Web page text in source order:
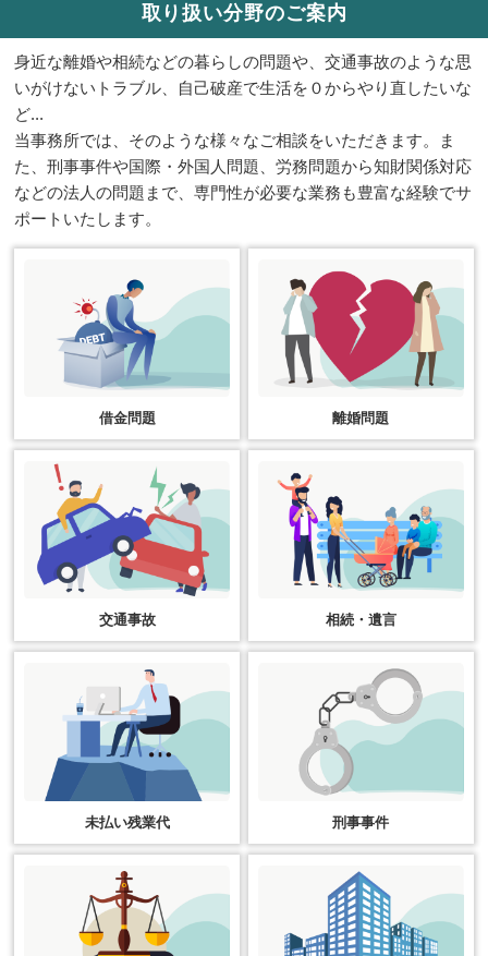
取り扱い分野のご案内
身近な離婚や相続などの暮らしの問題や、交通事故のような思
いがけないトラブル、自己破産で生活を０からやり直したいな
ど...
当事務所では、そのような様々なご相談をいただきます。ま
た、刑事事件や国際・外国人問題、労務問題から知財関係対応
などの法人の問題まで、専門性が必要な業務も豊富な経験でサ
ポートいたします。
借金問題 離婚問題
交通事故 相続・遺言
未払い残業代 刑事事件